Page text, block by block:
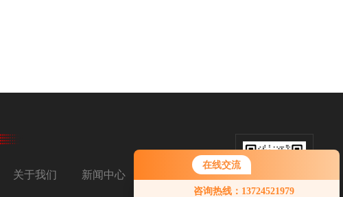
在线交流
咨询热线：13724521979
关于我们 新闻中心